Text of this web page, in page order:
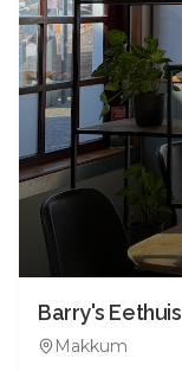
Barry's Eethuis
Makkum